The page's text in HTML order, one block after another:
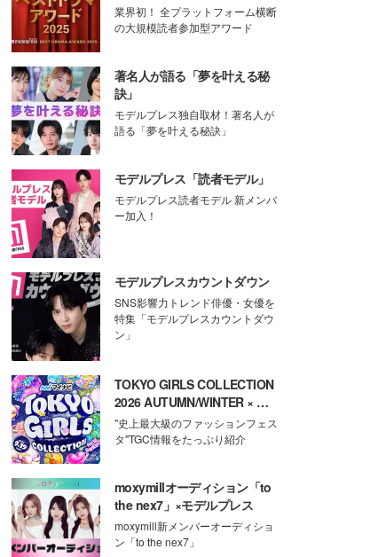
業界初！ 全プラットフォーム横断
の大規模読者参加型アワード
著名人が語る「夢を叶える秘
訣」
モデルプレス独自取材！著名人が
語る「夢を叶える秘訣」
モデルプレス「読者モデル」
モデルプレス読者モデル 新メンバ
ー加入！
モデルプレスカウントダウン
SNS影響力トレンド俳優・女優を
特集「モデルプレスカウントダウ
ン」
TOKYO GIRLS COLLECTION
2026 AUTUMN/WINTER × モ
デルプレス
"史上最大級のファッションフェス
タ"TGC情報をたっぷり紹介
moxymillオーディション「to
the nex7」×モデルプレス
moxymill新メンバーオーディショ
ン「to the nex7」